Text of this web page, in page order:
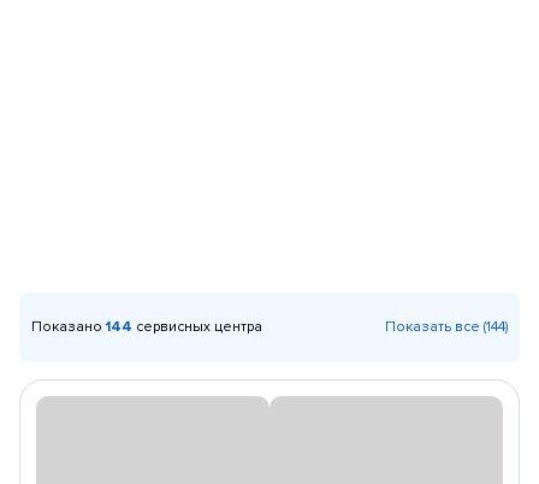
Показано 144 сервисных центра Показать все (144)